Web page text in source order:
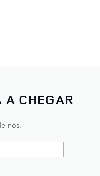
A CHEGAR
nós.